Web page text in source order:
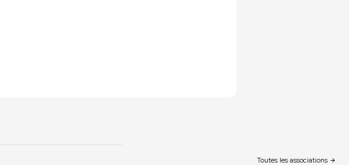
Toutes les associations